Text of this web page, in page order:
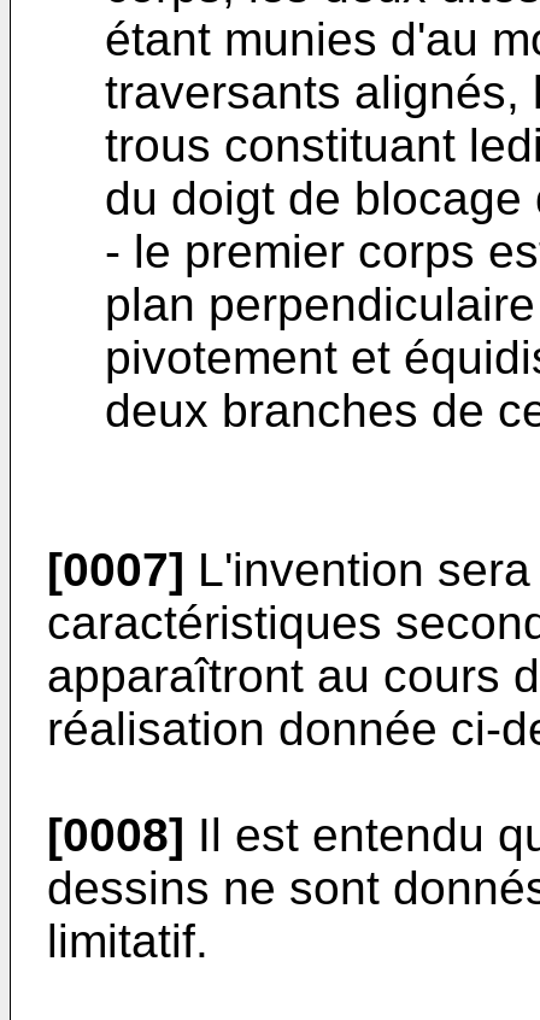
étant munies d'au
traversants alignés,
trous constituant
du doigt de
- le premier corps
plan
pivotement et
deux branches de
[0007] L'invention
caractéristiques
apparaîtront au cours
réalisation donnée ci-
[0008] Il est entendu
dessins ne sont
limitatif.